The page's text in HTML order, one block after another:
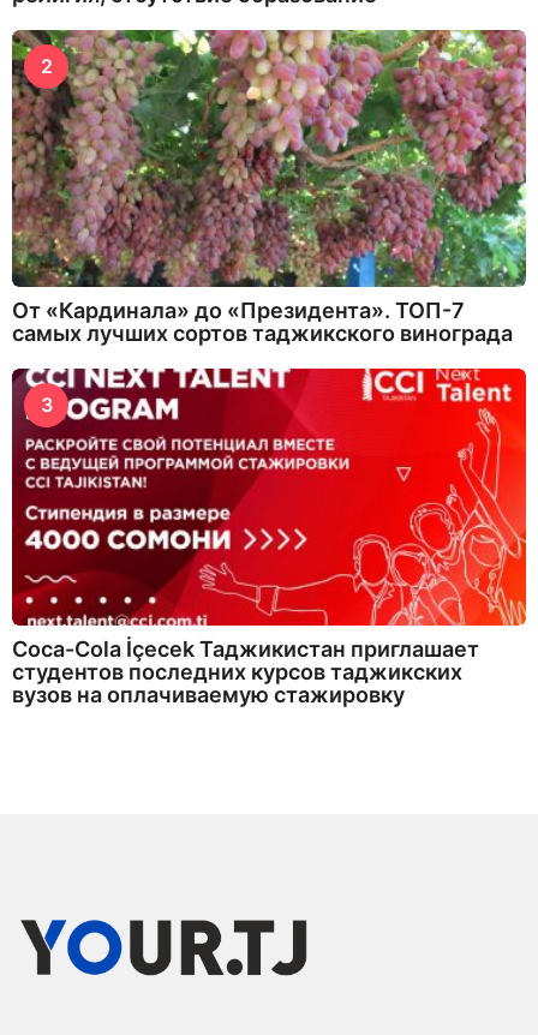
2
От «Кардинала» до «Президента». ТОП-7
самых лучших сортов таджикского винограда
3
Coca-Cola İçecek Таджикистан приглашает
студентов последних курсов таджикских
вузов на оплачиваемую стажировку